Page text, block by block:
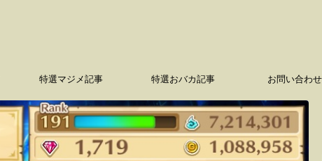
特選マジメ記事 特選おバカ記事 お問い合わせ